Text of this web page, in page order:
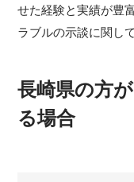
せた経験と実績が豊
ラブルの示談に関し
長崎県の方
る場合